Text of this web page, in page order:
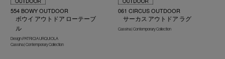
554 BOWY OUTDOOR
ボウイ アウトドア ローテーブ
ル
Design :PATRICIA URQUIOLA
Cassina | Contemporary Collection
061 CIRCUS OUTDOOR
サーカス アウトドア ラグ
Cassina | Contemporary Collection